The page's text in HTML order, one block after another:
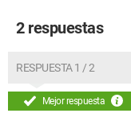
2 respuestas
RESPUESTA 1 / 2
Mejor respuesta